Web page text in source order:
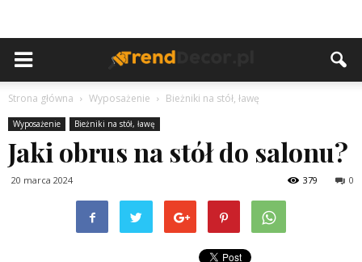
Strona główna Wyposażenie Bieżniki na stół, ławę
Wyposażenie Bieżniki na stół, ławę
Jaki obrus na stół do salonu?
20 marca 2024 0
379